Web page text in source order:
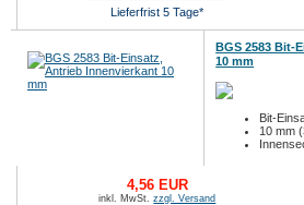
Lieferfrist 5 Tage*
BGS 2583 Bit-
10 mm
Bit-
10 mm
4,56 EUR
inkl. MwSt.zzgl. Versand